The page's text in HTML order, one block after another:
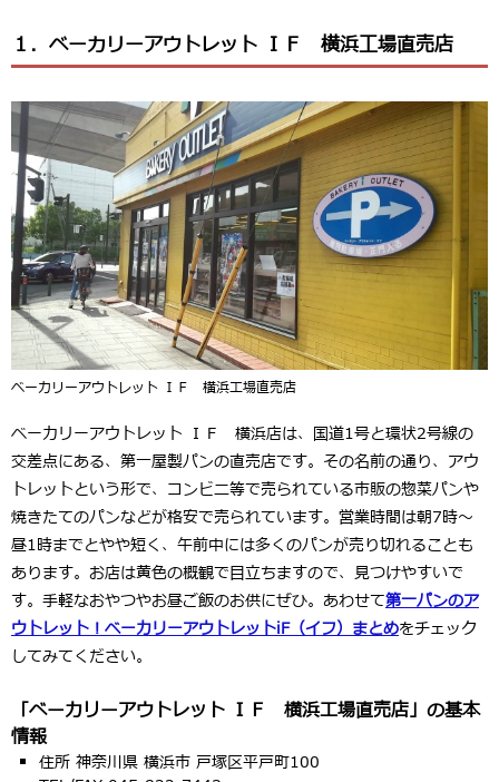
１．ベーカリーアウトレット ＩＦ 横浜工場直売店
ベーカリーアウトレット ＩＦ 横浜工場直売店
ベーカリーアウトレット ＩＦ 横浜店は、国道1号と環状2号線の
交差点にある、第一屋製パンの直売店です。その名前の通り、アウ
トレットという形で、コンビニ等で売られている市販の惣菜パンや
焼きたてのパンなどが格安で売られています。営業時間は朝7時～
昼1時までとやや短く、午前中には多くのパンが売り切れることも
あります。お店は黄色の概観で目立ちますので、見つけやすいで
す。手軽なおやつやお昼ご飯のお供にぜひ。あわせて第一パンのア
ウトレット！ベーカリーアウトレットiF（イフ）まとめをチェック
してみてください。
「ベーカリーアウトレット ＩＦ 横浜工場直売店」の基本
情報
住所 神奈川県 横浜市 戸塚区平戸町100